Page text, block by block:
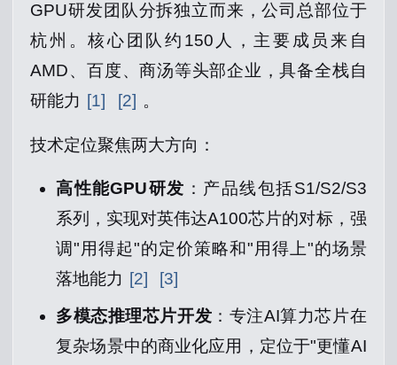
GPU研发团队分拆独立而来，公司总部位于
杭州。核心团队约150人，主要成员来自
AMD、百度、商汤等头部企业，具备全栈自
研能力 [1] [2] 。
技术定位聚焦两大方向：
高性能GPU研发 ：产品线包括S1/S2/S3
系列，实现对英伟达A100芯片的对标，强
调"用得起"的定价策略和"用得上"的场景
落地能力 [2]
[3]
多模态推理芯片开发 ：专注AI算力芯片在
复杂场景中的商业化应用，定位于"更懂AI